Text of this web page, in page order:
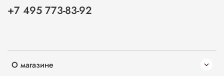
О магазине
+7 495 773-83-92